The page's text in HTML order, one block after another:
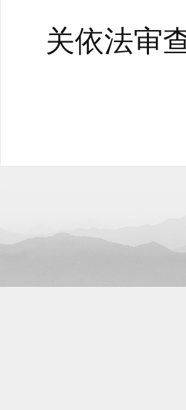
关依法审